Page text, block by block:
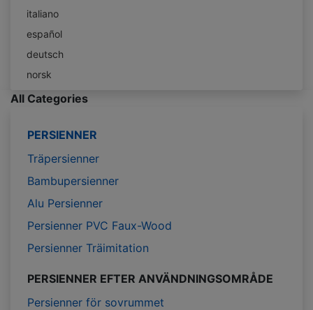
italiano
español
deutsch
norsk
All Categories
PERSIENNER
Träpersienner
Bambupersienner
Alu Persienner
Persienner PVC Faux-Wood
Persienner Träimitation
PERSIENNER EFTER ANVÄNDNINGSOMRÅDE
Persienner för sovrummet